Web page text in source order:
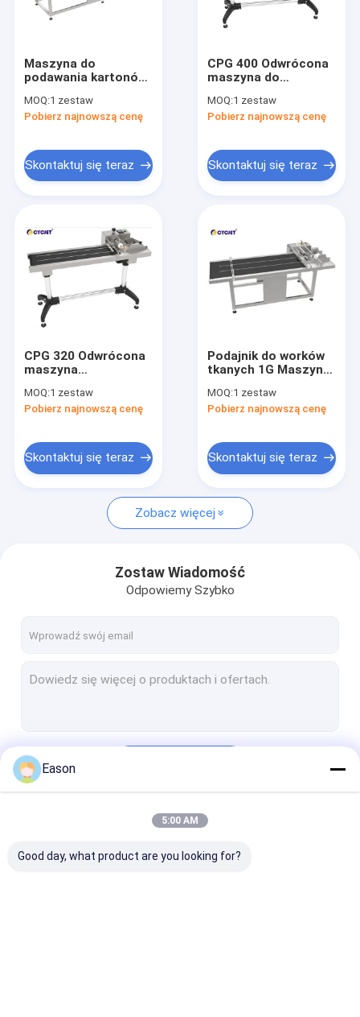
O nas
Wycieczka po fabryce
Poprosić o wycenę
Ręczna drukarka atramentowa
Przemysłowa drukarka atramentowa
Maszyna do kodowania i znakowania
Drukarka atramentowa o wysokiej rozdzielczości
Spawarka laserowa
Maszyna do
podawania kartonów
Automatyczna
maszyna do
MOQ:1 zestaw
Pobierz najnowszą cenę
Skontaktuj się teraz
CPG 400 Odwrócona
maszyna do
Maszyna do paginacji
kart 160W
MOQ:1 zestaw
Pobierz najnowszą cenę
Skontaktuj się teraz
CPG 320 Odwrócona
maszyna
CYCJET Paper Auto
Card Feeder Machine
MOQ:1 zestaw
Pobierz najnowszą cenę
Skontaktuj się teraz
Podajnik do worków
tkanych 1G Maszyna
papieru CPG 600
AC220V
MOQ:1 zestaw
Pobierz najnowszą cenę
Skontaktuj się teraz
Zobacz więcej
Zostaw Wiadomość
Odpowiemy Szybko
Eason
5:00 AM
Good day, what product are you looking for?